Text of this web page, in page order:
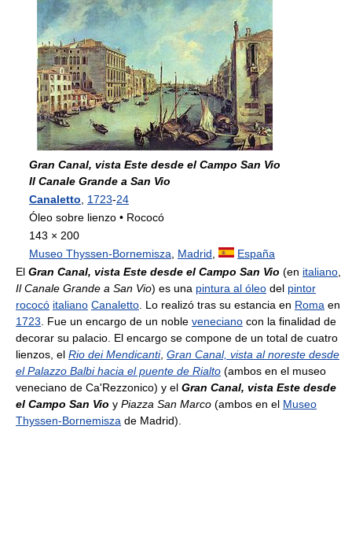
Gran Canal, vista Este desde el Campo San Vio
Il Canale Grande a San Vio
Canaletto
1723-24
Óleo sobre lienzo • Rococó
143 × 200
Museo Thyssen-Bornemisza
Madrid
España
El Gran Canal, vista Este desde el Campo San Vio (en italiano
Il Canale Grande a San Vio) es una pintura al óleo del pintor
rococó italiano Canaletto . Lo realizó tras su estancia en Roma en
1723 . Fue un encargo de un noble veneciano con la finalidad de
decorar su palacio. El encargo se compone de un total de cuatro
lienzos, el Rio dei Mendicanti, Gran Canal, vista al noreste desde
el Palazzo Balbi hacia el puente de Rialto (ambos en el museo
veneciano de Ca'Rezzonico) y el Gran Canal, vista Este desde
el Campo San Vio y Piazza San Marco (ambos en el Museo
Thyssen-Bornemisza de Madrid).